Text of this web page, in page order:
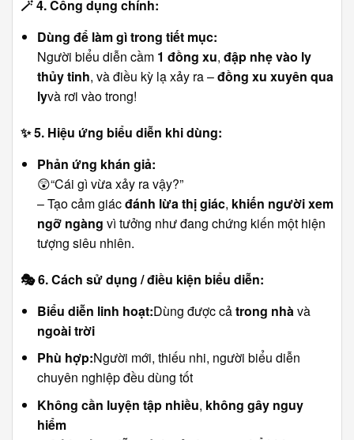
🪄4. Công dụng chính:
Dùng để làm gì trong tiết mục:
Người biểu diễn cầm 1 đồng xu, đập nhẹ vào ly
thủy tinh, và điều kỳ lạ xảy ra –đồng xu xuyên qua
lyvà rơi vào trong!
✨5. Hiệu ứng biểu diễn khi dùng:
Phản ứng khán giả:
😲“Cái gì vừa xảy ra vậy?”
– Tạo cảm giácđánh lừa thị giác, khiến người xem
ngỡ ngàng vì tưởng như đang chứng kiến một hiện
tượng siêu nhiên.
🎭6. Cách sử dụng / điều kiện biểu diễn:
Biểu diễn linh hoạt:Dùng được cảtrong nhàvà
ngoài trời
Phù hợp:Người mới, thiếu nhi, người biểu diễn
chuyên nghiệp đều dùng tốt
Không cần luyện tập nhiều, không gây nguy
hiểm